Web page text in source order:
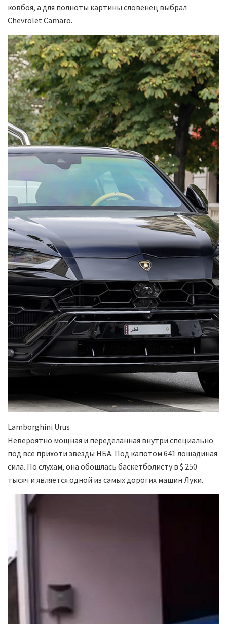
ковбоя, а для полноты картины словенец выбрал
Chevrolet Camaro.
Lamborghini Urus
Невероятно мощная и переделанная внутри специально
под все прихоти звезды НБА. Под капотом 641 лошадиная
сила. По слухам, она обошлась баскетболисту в $ 250
тысяч и является одной из самых дорогих машин Луки.